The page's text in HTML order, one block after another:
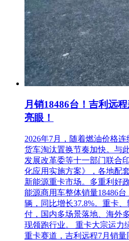
月销18486台！吉利远
亮眼！
2026年7月，随着燃油价格
货车淘汰置换节奏加快。与
发展改革委等十一部门联合
化应用实施方案》，各地配
新能源重卡市场。多重利好
能源商用车整体销量18486台
辆，同比增长37.8%。重卡
付，国内多场景落地、海外
现领跑行业。 重卡大宗运力
重卡赛道，吉利远程7月销